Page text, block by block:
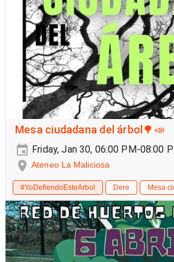
Mesa ciudadana del árbol🌳📣
Friday, Jan 30, 06:00 PM-08:00
Ateneo La Maliciosa
#YoDefiendoEsteArbol Dere Mesa